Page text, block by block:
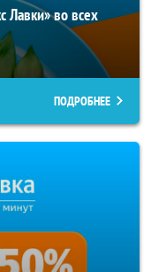
Лавки» во всех
ПОДРОБНЕЕ